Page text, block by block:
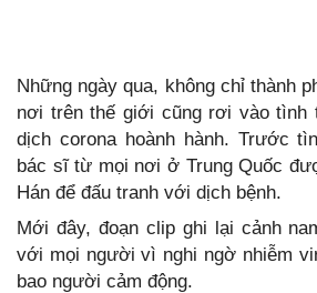
Những ngày qua, không chỉ thành
nơi trên thế giới cũng rơi vào tình
dịch corona hoành hành. Trước
bác sĩ từ mọi nơi ở Trung Quốc
Hán để đấu tranh với dịch bệnh.
Mới đây, đoạn clip ghi lại cảnh
với mọi người vì nghi ngờ nhiễm
bao người cảm động.